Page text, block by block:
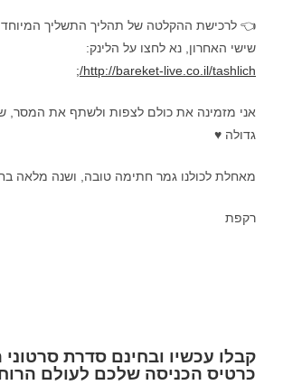
👈 לרכישת ההקלטה של תהליך התשליך המיוחד
שישי האחרון, נא לחצו על הלינק:
http://bareket-live.co.il/tashlich/;
אני מזמינה את כולם לצפות ולשתף את המסר,
גדולה ♥️
מאחלת לכולנו גמר חתימה טובה, ושנה מלאה
רקפת
קבלו עכשיו ובחינם סדרת
כרטיס הכניסה שלכם לעולם